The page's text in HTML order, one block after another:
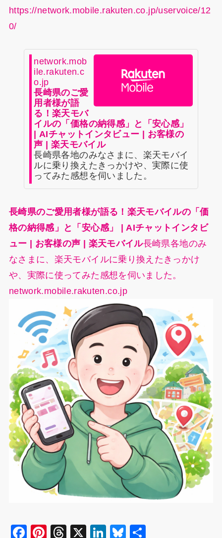
https://network.mobile.rakuten.co.jp/uservoice/12
0/
network.mob
ile.rakuten.c
o.jp
長崎県のご愛
用者様が語
る！楽天モバ
イルの「価格の納得感」と「安心感」
| AIチャットインタビュー | お客様の
声 | 楽天モバイル
長崎県各地のみなさまに、楽天モバイ
ルに乗り換えたきっかけや、実際に使
ってみた感想を伺いました。
長崎県のご愛用者様が語る！楽天モバイルの「価
格の納得感」と「安心感」 | AIチャットインタビ
ュー | お客様の声 | 楽天モバイル長崎県各地のみ
なさまに、楽天モバイルに乗り換えたきっかけ
や、実際に使ってみた感想を伺いました。
network.mobile.rakuten.co.jp
F Pi T X Li Bl